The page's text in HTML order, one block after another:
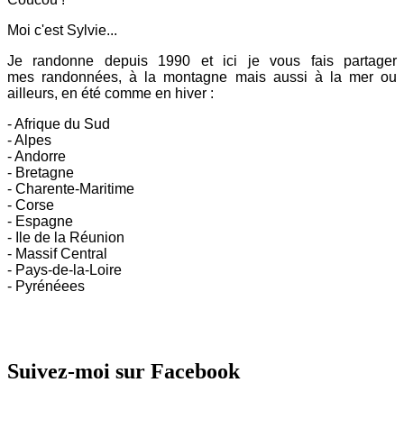
Moi c'est Sylvie...
Je randonne depuis 1990 et ici je vous fais partager
mes randonnées, à la montagne mais aussi à la mer ou
ailleurs, en été comme en hiver :
- Afrique du Sud
- Alpes
- Andorre
- Bretagne
- Charente-Maritime
- Corse
- Espagne
- Ile de la Réunion
- Massif Central
- Pays-de-la-Loire
- Pyrénéees
Suivez-moi sur Facebook